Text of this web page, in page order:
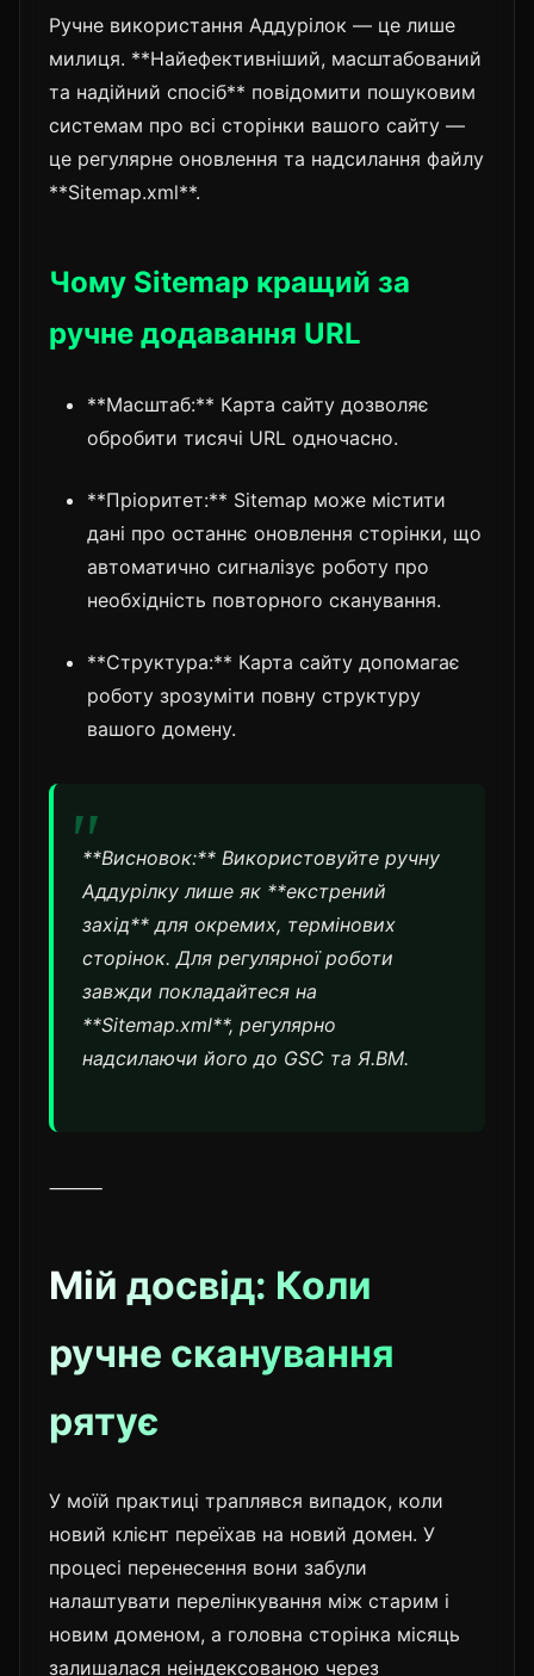
Ручне використання Аддурілок — це лише
милиця. **Найефективніший, масштабований
та надійний спосіб** повідомити пошуковим
системам про всі сторінки вашого сайту —
це регулярне оновлення та надсилання файлу
**Sitemap.xml**.
Чому Sitemap кращий за
ручне додавання URL
**Масштаб:** Карта сайту дозволяє
обробити тисячі URL одночасно.
**Пріоритет:** Sitemap може містити
дані про останнє оновлення сторінки, що
автоматично сигналізує роботу про
необхідність повторного сканування.
**Структура:** Карта сайту допомагає
роботу зрозуміти повну структуру
вашого домену.
**Висновок:** Використовуйте ручну
Аддурілку лише як **екстрений
захід** для окремих, термінових
сторінок. Для регулярної роботи
завжди покладайтеся на
**Sitemap.xml**, регулярно
надсилаючи його до GSC та Я.ВМ.
⸻
Мій досвід: Коли
ручне сканування
рятує
У моїй практиці траплявся випадок, коли
новий клієнт переїхав на новий домен. У
процесі перенесення вони забули
налаштувати перелінкування між старим і
новим доменом, а головна сторінка місяць
залишалася неіндексованою через